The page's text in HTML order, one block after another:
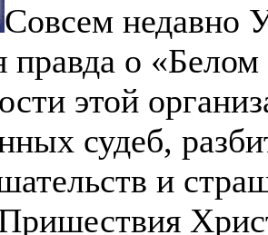
Совсем недавно
правда о
этой
судеб,
и